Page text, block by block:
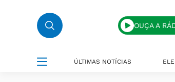
OUÇA A
ÚLTIMAS NOTÍCIAS